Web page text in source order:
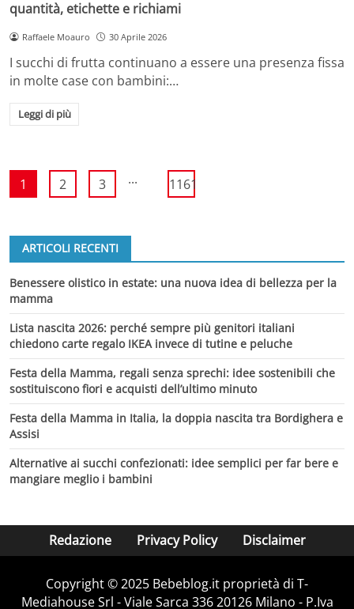
quantità, etichette e richiami
Raffaele Moauro 30 Aprile 2026
I succhi di frutta continuano a essere una presenza fissa
in molte case con bambini:…
Leggi di più
1 2 3 ... 1161
ARTICOLI RECENTI
Benessere olistico in estate: una nuova idea di bellezza per la
mamma
Lista nascita 2026: perché sempre più genitori italiani
chiedono carte regalo IKEA invece di tutine e peluche
Festa della Mamma, regali senza sprechi: idee sostenibili che
sostituiscono fiori e acquisti dell’ultimo minuto
Festa della Mamma in Italia, la doppia nascita tra Bordighera e
Assisi
Alternative ai succhi confezionati: idee semplici per far bere e
mangiare meglio i bambini
Redazione Privacy Policy Disclaimer
Copyright © 2025 Bebeblog.it proprietà di T-
Mediahouse Srl - Viale Sarca 336 20126 Milano - P.Iva